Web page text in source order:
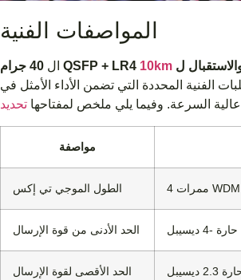
المواصفات الفنية
ال 40 جرام QSFP + LR4 10km
الفنية المحددة التي تضمن الأداء الأمثل في
السرعة. وفيما يلي ملخص لمفتاحها تحديد
مواصفة
الطول الموجي تي إكس
الحد الأدنى من قوة الإرسال -4 ديسيبل
الحد الأقصى لقوة الإرسال ديسيبل